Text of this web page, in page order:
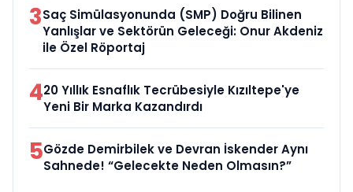
3Saç Simülasyonunda (SMP) Doğru Bilinen
Yanlışlar ve Sektörün Geleceği: Onur Akdeniz
ile Özel Röportaj
420 Yıllık Esnaflık Tecrübesiyle Kızıltepe'ye
Yeni Bir Marka Kazandırdı
5Gözde Demirbilek ve Devran İskender Aynı
Sahnede! “Gelecekte Neden Olmasın?”